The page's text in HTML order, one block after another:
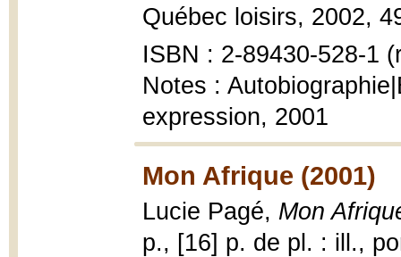
Québec loisirs, 2002,
ISBN : 2-89430-528-1
Notes :
expression, 2001
Mon Afrique (2001)
Lucie Pagé, Mon
p., [16] p. de pl. : ill.,